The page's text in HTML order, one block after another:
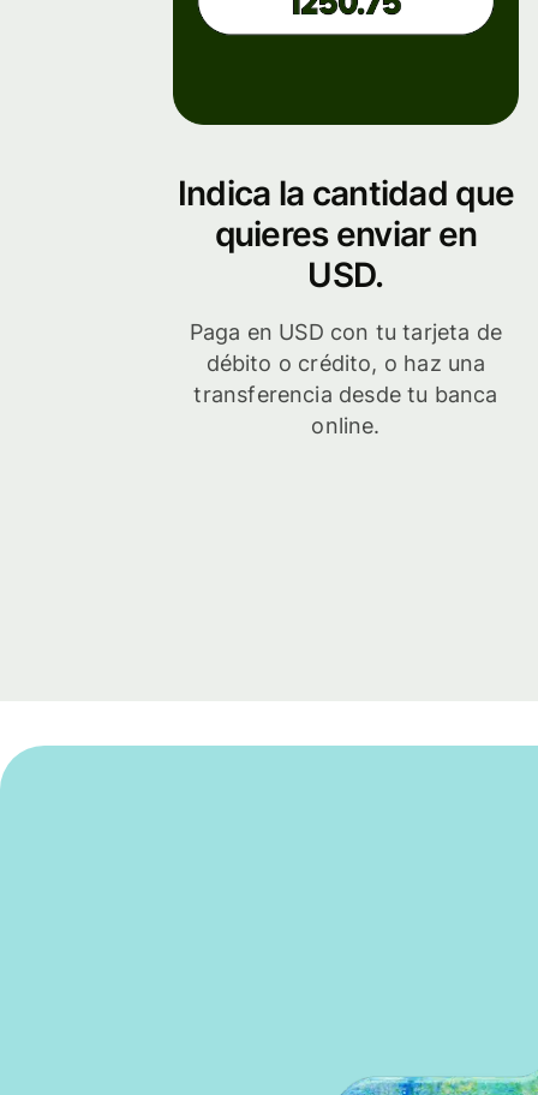
Indica la cantidad que
quieres enviar en
USD.
Paga en USD con tu tarjeta de
débito o crédito, o haz una
transferencia desde tu banca
online.